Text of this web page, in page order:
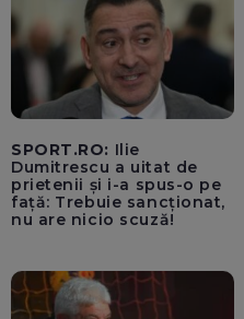
SPORT.RO: Ilie
Dumitrescu a uitat de
prietenii și i-a spus-o pe
față: Trebuie sancționat,
nu are nicio scuză!